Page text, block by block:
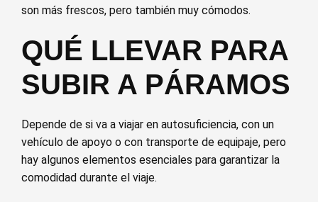
son más frescos, pero también muy cómodos.
QUÉ LLEVAR PARA
SUBIR A PÁRAMOS
Depende de si va a viajar en autosuficiencia, con un
vehículo de apoyo o con transporte de equipaje, pero
hay algunos elementos esenciales para garantizar la
comodidad durante el viaje.